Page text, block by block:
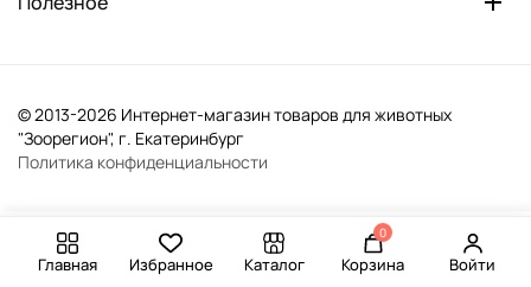
- + В корзину
© 2013-2026 Интернет-магазин товаров для животных
"Зоорегион", г. Екатеринбург
Политика конфиденциальности
Главная Избранное Каталог
0
Корзина Войти